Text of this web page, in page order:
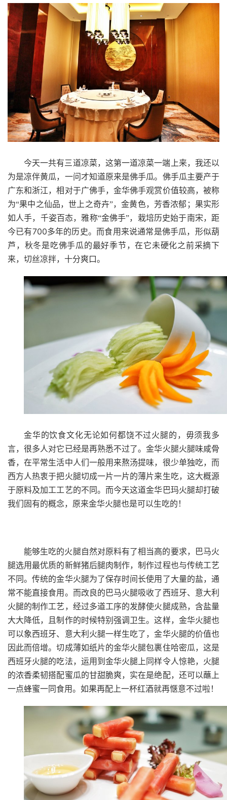
今天一共有三道凉菜，这第一道凉菜一端上来，我还以
为是凉伴黄瓜，一问才知道原来是佛手瓜。佛手瓜主要产于
广东和浙江，相对于广佛手，金华佛手观赏价值较高，被称
为“果中之仙品，世上之奇卉”，金黄色，芳香浓郁；果实形
如人手，千姿百态，雅称“金佛手”，栽培历史始于南宋，距
今已有700多年的历史。而食用来说通常是佛手瓜，形似葫
芦，秋冬是吃佛手瓜的最好季节，在它未硬化之前采摘下
来，切丝凉拌，十分爽口。
金华的饮食文化无论如何都饶不过火腿的，毋须我多
言，很多人对它已经是再熟悉不过了。金华火腿火腿味咸骨
香，在平常生活中人们一般用来熬汤提味，很少单独吃，而
西方人热衷于把火腿切成一片一片的薄片来生吃，这大概源
于原料及加工工艺的不同。而今天这道金华巴玛火腿却打破
我们固有的概念，原来金华火腿也是可以生吃的！
能够生吃的火腿自然对原料有了相当高的要求，巴马火
腿选用最优质的新鲜猪后腿肉制作，制作过程也与传统工艺
不同。传统的金华火腿为了保存时间长使用了大量的盐，通
常不能直接食用。而改良的巴马火腿吸收了西班牙、意大利
火腿的制作工艺，经过多道工序的发酵使火腿成熟，含盐量
大大降低，且制作的时候特别强调卫生。这样，金华火腿也
可以象西班牙、意大利火腿一样生吃了，金华火腿的价值也
因此而倍增。切成薄如纸片的金华火腿包裹住哈密瓜，这是
西班牙火腿的吃法，运用到金华火腿上同样令人惊艳，火腿
的浓香柔韧搭配蜜瓜的甘甜脆爽，实在是绝配，还可以蘸上
一点蜂蜜一同食用。如果再配上一杯红酒就再惬意不过啦！